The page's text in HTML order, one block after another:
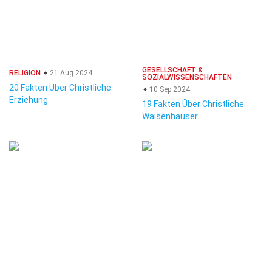
RELIGION 21 Aug 2024
20 Fakten Über Christliche
Erziehung
GESELLSCHAFT &
SOZIALWISSENSCHAFTEN
10 Sep 2024
19 Fakten Über Christliche
Waisenhäuser